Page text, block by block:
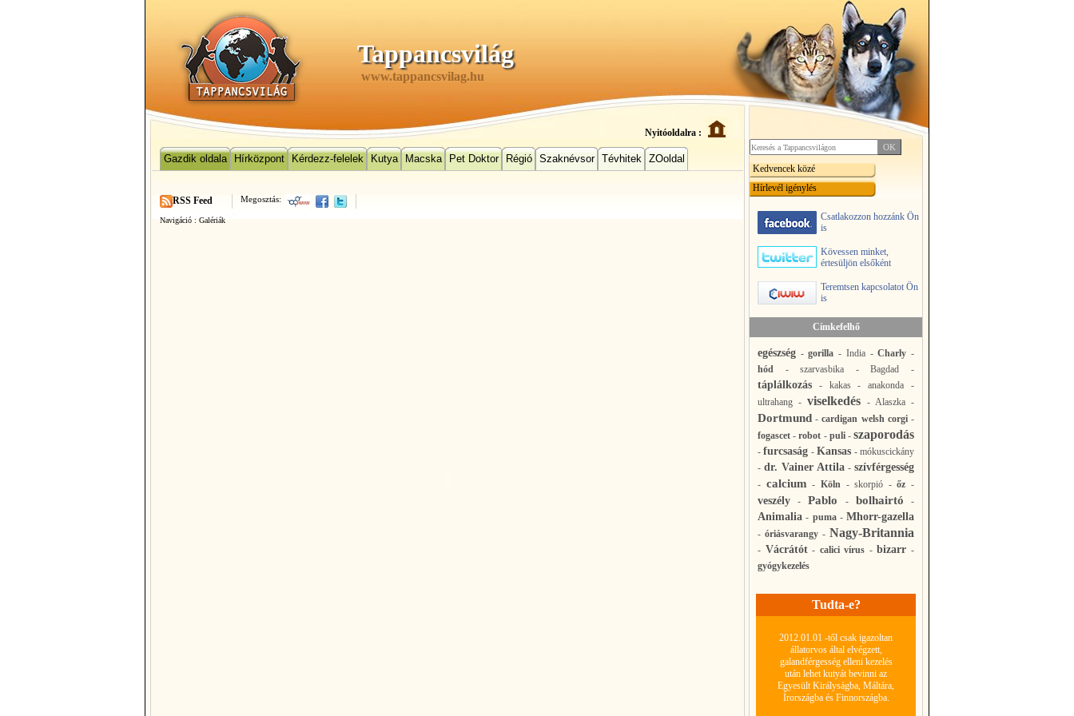
Tappancsvilág
www.tappancsvilag.hu
Nyitóoldalra :
Gazdik oldala Hírközpont Kérdezz-felelek Kutya Macska Pet Doktor Régió Szaknévsor Tévhitek ZOoldal
Megosztás:
RSS Feed
Navigáció : Galériák
Kedvencek közé
Hírlevél igénylés
Csatlakozzon hozzánk Ön
is
Kövessen minket,
értesüljön elsőként
Teremtsen kapcsolatot Ön
is
Címkefelhő
egészség -gorilla - India-Charly -
hód -szarvasbika -Bagdad -
táplálkozás - kakas-anakonda -
ultrahang -viselkedés - Alaszka-
Dortmund -cardigan welsh corgi-
fogascet -robot - puli-szaporodás
-furcsaság -Kansas -mókuscickány
- dr. Vainer Attila - szívférgesség
- calcium - Köln-skorpió -őz -
veszély -Pablo - bolhairtó -
Animalia - puma- Mhorr-gazella
- óriásvarangy - Nagy-Britannia
- Vácrátót- calici vírus - bizarr -
gyógykezelés
Tudta-e?
2012.01.01 -től csak igazoltan
állatorvos által elvégzett,
galandférgesség elleni kezelés
után lehet kutyát bevinni az
Egyesült Királyságba, Máltára,
Írországba és Finnországba.